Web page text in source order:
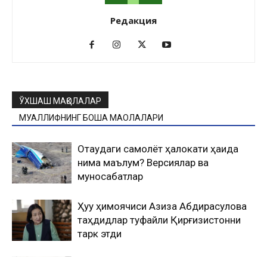
Редакция
ЎХШАШ МАҚОЛАЛАР
МУАЛЛИФНИНГ БОШҚА МАҚОЛАЛАРИ
Оқтаудаги самолёт ҳалокати ҳақида
нима маълум? Версиялар ва
муносабатлар
Ҳуқуқ ҳимоячиси Азиза Абдирасулова
таҳдидлар туфайли Қирғизистонни
тарк этди